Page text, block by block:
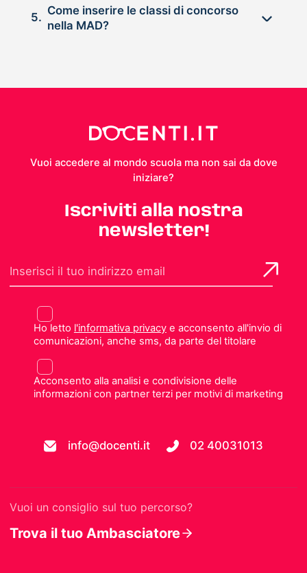
5.
Come inserire le classi di concorso
nella MAD?
Vuoi accedere al mondo scuola ma non sai da dove
iniziare?
Iscriviti alla nostra
newsletter!
Ho letto l'informativa privacye acconsento all'invio di
comunicazioni, anche sms, da parte del titolare
Acconsento alla analisi e condivisione delle
informazioni con partner terzi per motivi di marketing
info@docenti.it 02 40031013
Vuoi un consiglio sul tuo percorso?
Trova il tuo Ambasciatore